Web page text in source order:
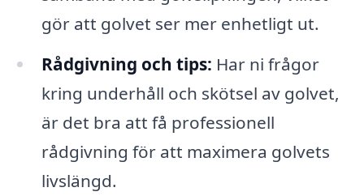
gör att golvet ser mer enhetligt ut.
Rådgivning och tips: Har ni frågor
kring underhåll och skötsel av golvet,
är det bra att få professionell
rådgivning för att maximera golvets
livslängd.